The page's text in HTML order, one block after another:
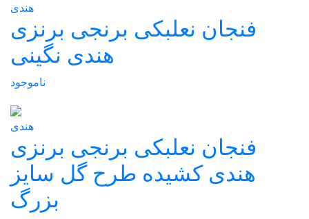
هندی
فنجان نعلبکی برنجی برنزی
هندی نگینی
ناموجود
هندی
فنجان نعلبکی برنجی برنزی
هندی کشیده طرح گل سایز
بزرگ